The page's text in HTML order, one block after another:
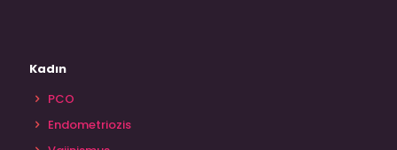
Kadın
PCO
Endometriozis